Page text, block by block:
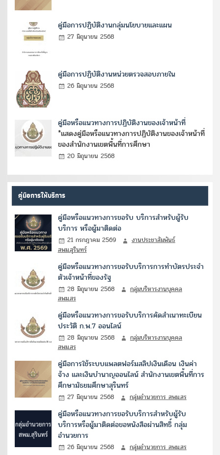
คู่มือการปฏิบัติงานกลุ่มนโยบายและแผน
27 มิถุนายน 2568
คู่มือการปฏิบัติงานหน่วยตรวจสอบภายใน
26 มิถุนายน 2568
คู่มือหรือแนวทางการปฏิบัติงานของเจ้าหน้าที่
*แสดงคู่มือหรือแนวทางการปฏิบัติงานของเจ้าหน้าที่
ของสำนักงานเขตพื้นที่การศึกษา
20 มิถุนายน 2568
คู่มือการให้บริการ
คู่มือหรือแนวทางการขอรับ บริการสำหรับผู้รับ
บริการ หรือผู้มาติดต่อ
21 กรกฎาคม 2569
งานประชาสัมพันธ์
สพม.สุรินทร์
คู่มือหรือแนวทางการขอรับบริการการทำบัตรประจำ
ตัวเจ้าหน้าที่ของรัฐ
28 มิถุนายน 2568
กลุ่มบริหารงานบุคคล
สพม.สร
คู่มือหรือแนวทางการขอรับบริการคัดสำเนาทะเบียน
ประวัติ ก.พ.7 ออนไลน์
28 มิถุนายน 2568
กลุ่มบริหารงานบุคคล
สพม.สร
คู่มือการใช้ระบบแพลตฟอร์มสลิปเงินเดือน เงินค่า
จ้าง และเงินบำนาญออนไลน์ สำนักงานเขตพื้นที่การ
ศึกษามัธยมศึกษาสุรินทร์
27 มิถุนายน 2568 กลุ่มอำนวยการ สพม.สร
คู่มือหรือแนวทางการขอรับบริการสำหรับผู้รับ
บริการหรือผู้มาติดต่อขอหนังสือผ่านสิทธิ์ กลุ่ม
อำนวยการ
26 มิถุนายน 2568 กลุ่มอำนวยการ สพม.สร